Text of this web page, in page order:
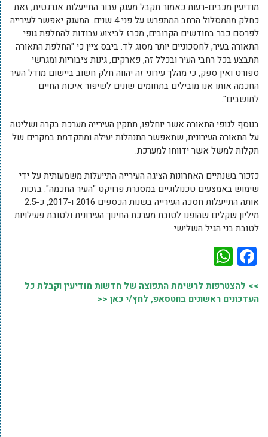
מודיעין מכבים-רעות כאמור תקבל מענק עבור התייעלות אנרגטית, זאת
כחלק מהמסלול הרחב המתפרש על פני 4 שנים. המענק יאפשר לעירייה
לפרסם כבר בחודשים הקרובים, מכרז לביצוע עבודות להחלפת גופי
התאורה בעיר, לחסכוניים יותר מסוג לד. ביבס ציין כי "החלפת התאורה
תתבצע בכל רחבי העיר ובכלל זה, פארקים, גינות ציבוריות ומגרשי
ספורט ואין ספק, כי מהלך עירוני זה יהווה חלק חשוב ביישום מודל העיר
החכמה אותו אנו מובילים בתחומים שונים לשיפור איכות החיים
לתושבים".
בנוסף לגופי התאורה אשר יוחלפו, תתקין העירייה מערכת בקרה ושליטה
על התאורה העירונית, שתאפשר התנהלות יעילה ומתקדמת במקרים של
תקלות למשל אשר ידווחו למערכת.
כזכור בשנתיים האחרונות הציגה העירייה התייעלות משמעותית על ידי
שימוש באמצעים טכנולוגיים במסגרת פרויקט "העיר החכמה". בזכות
אותה התייעלות חסכה העירייה בשנות הכספים 2016 ו-2017, כ-2.5
מיליון שקלים שהופנו לטובת מערכת החינוך העירונית ולטובת פעילויות
לטובת בני הגיל השלישי.
Facebook
>> להצטרפות לרשימת התפוצה של חדשות מודיעין וקבלת כל
העדכונים ראשונים בווטסאפ, לחץ/י כאן <<